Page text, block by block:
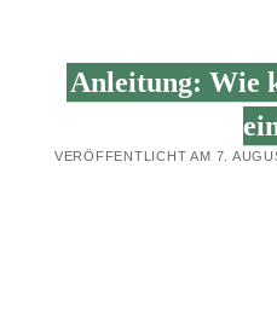
Anleitung: Wie
VERÖFFENTLICHT AM 7.